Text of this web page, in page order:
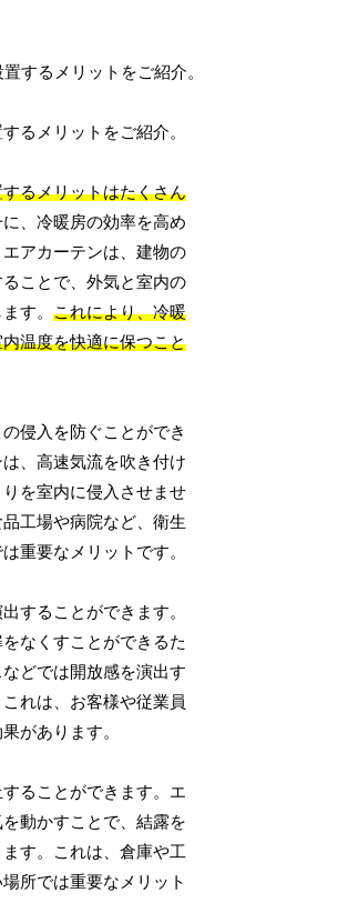
るメリットをご紹介。
るメリットはたくさん
に、冷暖房の効率を高め
アカーテンは、建物の
ことで、外気と室内の
ます。これにより、冷暖
温度を快適に保つこと
侵入を防ぐことができ
、高速気流を吹き付け
を室内に侵入させませ
工場や病院など、衛生
重要なメリットです。
することができます。
なくすことができるた
どでは開放感を演出す
れは、お客様や従業員
があります。
ることができます。エ
動かすことで、結露を
す。これは、倉庫や工
所では重要なメリット